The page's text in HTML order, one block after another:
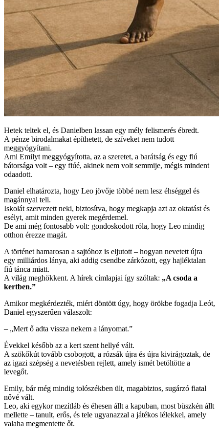
Hetek teltek el, és Danielben lassan egy mély felismerés ébredt.
A pénze birodalmakat építhetett, de szíveket nem tudott
meggyógyítani.
Ami Emilyt meggyógyította, az a szeretet, a barátság és egy fiú
bátorsága volt – egy fiúé, akinek nem volt semmije, mégis mindent
odaadott.
Daniel elhatározta, hogy Leo jövője többé nem lesz éhséggel és
magánnyal teli.
Iskolát szervezett neki, biztosítva, hogy megkapja azt az oktatást és
esélyt, amit minden gyerek megérdemel.
De ami még fontosabb volt: gondoskodott róla, hogy Leo mindig
otthon érezze magát.
A történet hamarosan a sajtóhoz is eljutott – hogyan nevetett újra
egy milliárdos lánya, aki addig csendbe zárkózott, egy hajléktalan
fiú tánca miatt.
A világ meghökkent. A hírek címlapjai így szóltak: „A csoda a
kertben.”
Amikor megkérdezték, miért döntött úgy, hogy örökbe fogadja Leót,
Daniel egyszerűen válaszolt:
– „Mert ő adta vissza nekem a lányomat.”
Évekkel később az a kert szent hellyé vált.
A szökőkút tovább csobogott, a rózsák újra és újra kivirágoztak, de
az igazi szépség a nevetésben rejlett, amely ismét betöltötte a
levegőt.
Emily, bár még mindig tolószékben ült, magabiztos, sugárzó fiatal
nővé vált.
Leo, aki egykor mezítláb és éhesen állt a kapuban, most büszkén állt
mellette – tanult, erős, és tele ugyanazzal a játékos lélekkel, amely
valaha megmentette őt.